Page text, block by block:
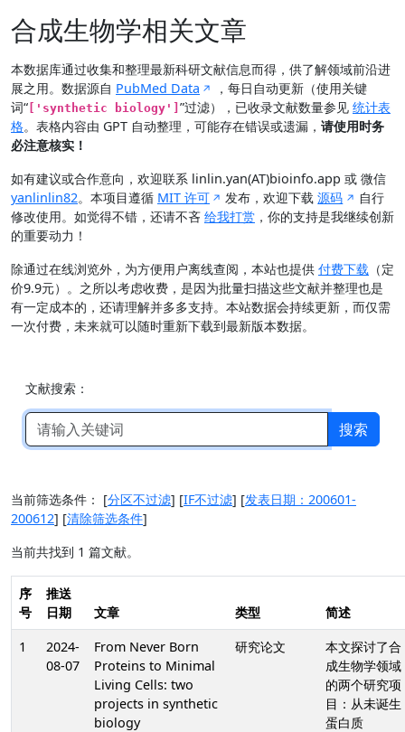
合成生物学相关文章
本数据库通过收集和整理最新科研文献信息而得，供了解领域前沿进
展之用。数据源自 PubMed Data
，每日自动更新（使用关键
词“ ['synthetic biology'] ”过滤），已收录文献数量参见 统计表
格。表格内容由 GPT 自动整理，可能存在错误或遗漏， 请使用时务
必注意核实！
如有建议或合作意向，欢迎联系 linlin.yan(AT)bioinfo.app 或 微信
yanlinlin82。本项目遵循 MIT 许可 发布，欢迎下载源码
自行
修改使用。如觉得不错，还请不吝 给我打赏 ，你的支持是我继续创新
的重要动力！
除通过在线浏览外，为方便用户离线查阅，本站也提供 付费下载 （定
价9.9元）。之所以考虑收费，是因为批量扫描这些文献并整理也是
有一定成本的，还请理解并多多支持。本站数据会持续更新，而仅需
一次付费，未来就可以随时重新下载到最新版本数据。
文献搜索：
搜索
当前筛选条件： [分区不过滤] [IF不过滤] [发表日期：200601-
200612] [清除筛选条件]
当前共找到 1 篇文献。
序
号
推送
日期
文章 类型
简述
1
2024-
08-07
From Never Born
Proteins to Minimal
Living Cells: two
projects in synthetic
biology
研究论文
本文探讨了合
成生物学领域
的两个研究项
目：从未诞生
蛋白质